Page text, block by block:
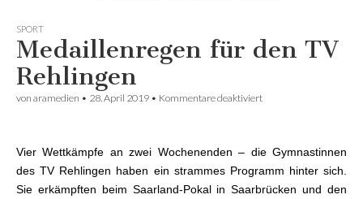
SPORT
Medaillenregen für den TV
Rehlingen
von aramedien • 28. April 2019 • Kommentare deaktiviert
Vier Wettkämpfe an zwei Wochenenden – die Gymnastinnen
des TV Rehlingen haben ein strammes Programm hinter sich.
Sie erkämpften beim Saarland-Pokal in Saarbrücken und den